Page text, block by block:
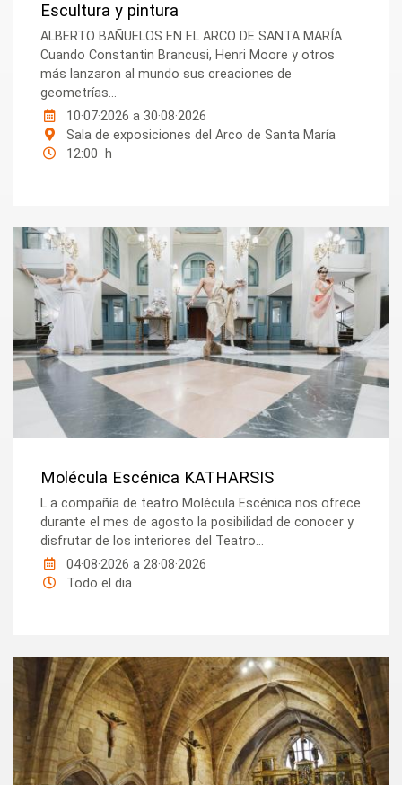
Escultura y pintura
ALBERTO BAÑUELOS EN EL ARCO DE SANTA MARÍA
Cuando Constantin Brancusi, Henri Moore y otros
más lanzaron al mundo sus creaciones de
geometrías...
10·07·2026a 30·08·2026
Sala de exposiciones del Arco de Santa María
12:00 h
Molécula Escénica KATHARSIS
L a compañía de teatro Molécula Escénica nos ofrece
durante el mes de agosto la posibilidad de conocer y
disfrutar de los interiores del Teatro...
04·08·2026a28·08·2026
Todo el dia